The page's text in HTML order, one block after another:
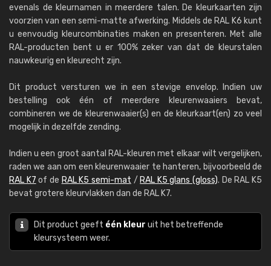
evenals de kleurnamen in meerdere talen. De kleurkaarten zijn
voorzien van een semi-matte afwerking. Middels de RAL K6 kunt
u eenvoudig kleurcombinaties maken en presenteren. Met alle
RAL-producten bent u er 100% zeker van dat de kleurstalen
nauwkeurig en kleurecht zijn.
Dit product versturen we in een stevige envelop. Indien uw
bestelling ook één of meerdere kleurenwaaiers bevat,
combineren we de kleurenwaaier(s) en de kleurkaart(en) zo veel
mogelijk in dezelfde zending.
Indien u een groot aantal RAL-kleuren met elkaar wilt vergelijken,
raden we aan om een kleurenwaaier te hanteren, bijvoorbeeld de
RAL K7 of de RAL K5 semi-mat / RAL K5 glans (gloss). De RAL K5
bevat grotere kleurvlakken dan de RAL K7.
Dit product geeft één kleur uit het betreffende
kleursysteem weer.